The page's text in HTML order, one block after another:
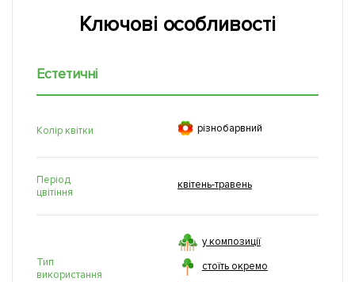
Ключові особливості
Естетичні
Колір квітки  рiзнобарвний
Період
цвітіння
квітень-травень
Тип
використання
у композиції
стоїть окремо